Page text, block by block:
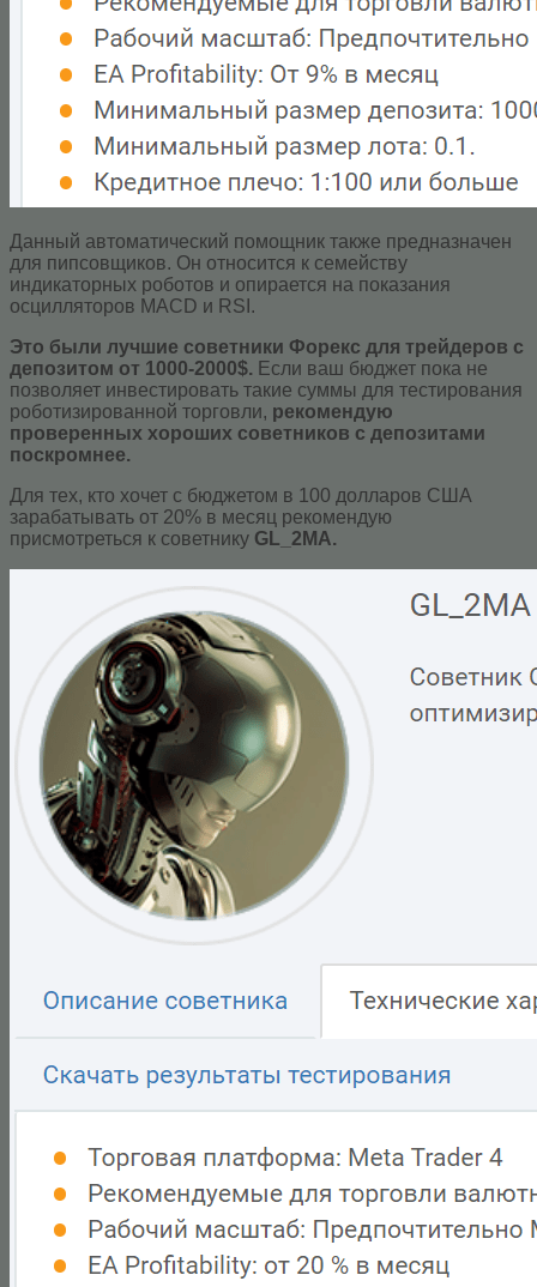
Данный автоматический помощник также предназначен
для пипсовщиков. Он относится к семейству
индикаторных роботов и опирается на показания
осцилляторов MACD и RSI.
Это были лучшие советники Форекс для трейдеров с
депозитом от 1000-2000$. Если ваш бюджет пока не
позволяет инвестировать такие суммы для тестирования
роботизированной торговли, рекомендую
проверенных хороших советников с депозитами
поскромнее.
Для тех, кто хочет с бюджетом в 100 долларов США
зарабатывать от 20% в месяц рекомендую
присмотреться к советнику GL_2MA.